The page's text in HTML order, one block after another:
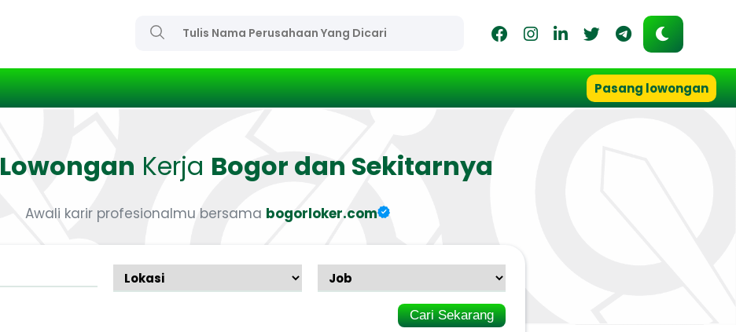
Pasang lowongan
Lowongan Kerja Bogor dan Sekitarnya
Awali karir profesionalmu bersama bogorloker.com
Cari Sekarang